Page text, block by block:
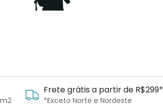
Frete grátis a partir de R$299*
*Exceto Norte e Nordeste